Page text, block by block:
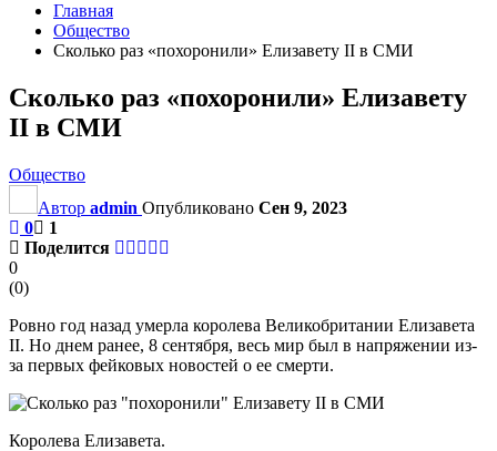
Главная
Общество
Сколько раз «похоронили» Елизавету II в СМИ
Сколько раз «похоронили» Елизавету
II в СМИ
Общество
Автор admin Опубликовано Сен 9, 2023
0
1
Поделится
0
(0)
Ровно год назад умерла королева Великобритании Елизавета
II. Но днем ранее, 8 сентября, весь мир был в напряжении из-
за первых фейковых новостей о ее смерти.
Королева Елизавета.